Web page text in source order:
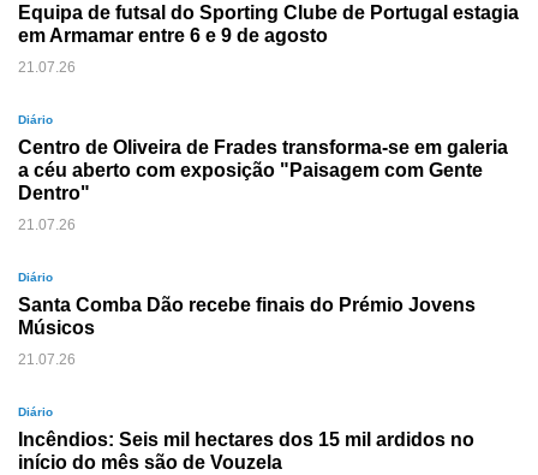
Equipa de futsal do Sporting Clube de Portugal estagia
em Armamar entre 6 e 9 de agosto
21.07.26
Diário
Centro de Oliveira de Frades transforma-se em galeria
a céu aberto com exposição "Paisagem com Gente
Dentro"
21.07.26
Diário
Santa Comba Dão recebe finais do Prémio Jovens
Músicos
21.07.26
Diário
Incêndios: Seis mil hectares dos 15 mil ardidos no
início do mês são de Vouzela